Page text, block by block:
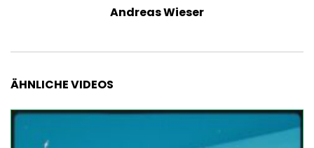
Andreas Wieser
ÄHNLICHE VIDEOS